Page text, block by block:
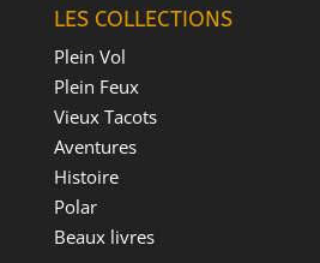
LES COLLECTIONS
Plein Vol
Plein Feux
Vieux Tacots
Aventures
Histoire
Polar
Beaux livres